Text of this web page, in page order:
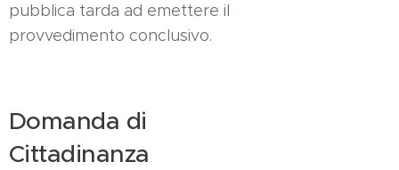
pubblica tarda ad emettere il
provvedimento conclusivo.
Domanda di
Cittadinanza